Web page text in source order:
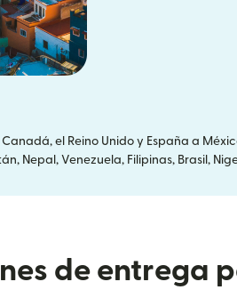
el Reino Unido y España a
Nepal, Venezuela, Filipinas, Brasil,
de entrega